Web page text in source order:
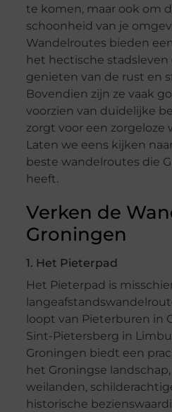
te komen, maar ook om
schoonheid van je
Wandelroutes bieden
het hectische
genieten van de rust en
Bovendien zijn ze vaak
voorzien van duidelijke
zorgt voor een zorgeloze
Laten we eens kijken
beste wandelroutes die
heeft.
Verken de
Groningen
1. Het Pieterpad
Het Pieterpad is
loopt van Pieterburen in
Sint-Pietersberg in
Groningen biedt een
het Groningse
weilanden,
historische